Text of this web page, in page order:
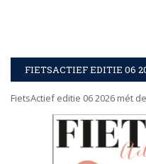
FIETSACTIEF EDITIE 06
FietsActief editie 06 2026 mét